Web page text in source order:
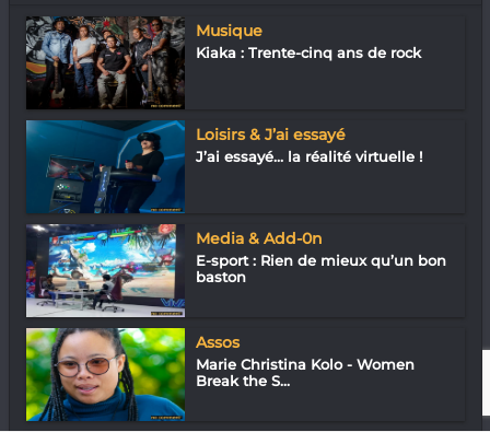
Musique
Kiaka : Trente-cinq ans de rock
Loisirs & J’ai essayé
J’ai essayé… la réalité virtuelle !
Media & Add-0n
E-sport : Rien de mieux qu’un bon
baston
Assos
Marie Christina Kolo - Women
Break the S...